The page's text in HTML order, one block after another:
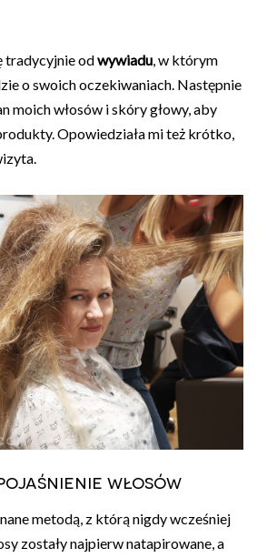
tradycyjnie odwywiadu , w którym
o swoich oczekiwaniach. Następnie
moich włosów i skóry głowy, aby
Opowiedziała mi też krótko,
włosów
metodą, z którą nigdy wcześniej
zostały najpierw natapirowane, a